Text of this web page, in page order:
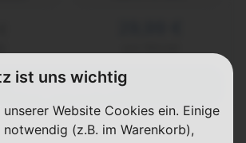
Abgelaufen
ist uns wichtig
Website Cookies ein. Einige
(z.B. im Warenkorb),